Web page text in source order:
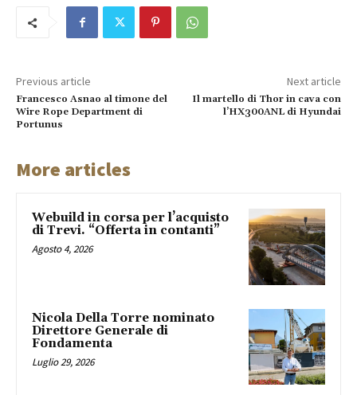
Previous article
Francesco Asnao al timone del
Wire Rope Department di
Portunus
Next article
Il martello di Thor in cava con
l’HX300ANL di Hyundai
More articles
Webuild in corsa per l’acquisto
di Trevi. “Offerta in contanti”
Agosto 4, 2026
Nicola Della Torre nominato
Direttore Generale di
Fondamenta
Luglio 29, 2026